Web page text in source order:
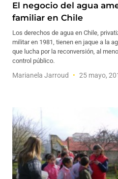
El negocio del agua
familiar en Chile
Los derechos de agua en Chile,
militar en 1981, tienen en jaque a la
que lucha por la reconversión, al
control público.
Marianela Jarroud 25 mayo,